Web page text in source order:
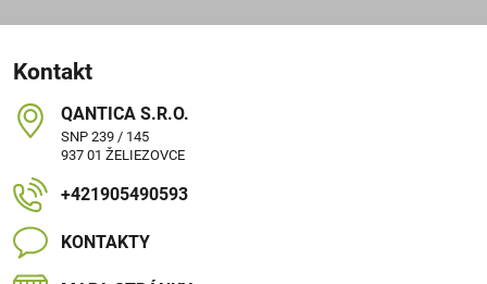
Kontakt
QANTICA S​.R​.O​.
SNP 239 / 145
937 01 ŽELIEZOVCE
+421905490593
KONTAKTY